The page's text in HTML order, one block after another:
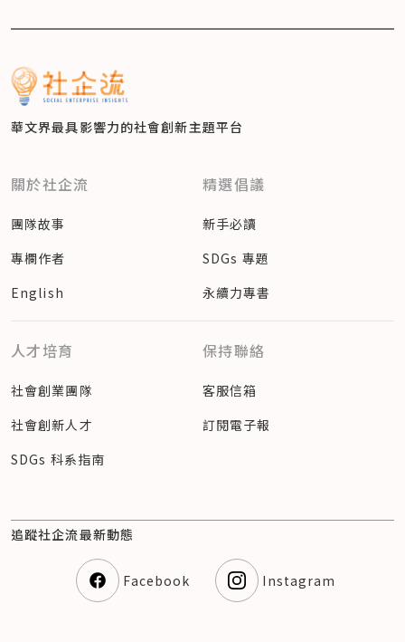
華文界最具影響力的社會創新主題平台
關於社企流
團隊故事
專欄作者
English
精選倡議
新手必讀
SDGs 專題
永續力專書
人才培育
社會創業團隊
社會創新人才
SDGs 科系指南
保持聯絡
客服信箱
訂閱電子報
追蹤社企流最新動態
Facebook Instagram